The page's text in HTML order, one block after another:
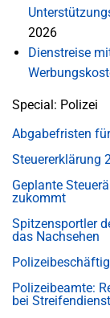
2026
Dienstreise
Special: Polizei
Abgabefristen
Steuererklärung
Geplante
zukommt
Spitzensportler
das Nachsehen
Polizeibeamte:
bei Streifendienst